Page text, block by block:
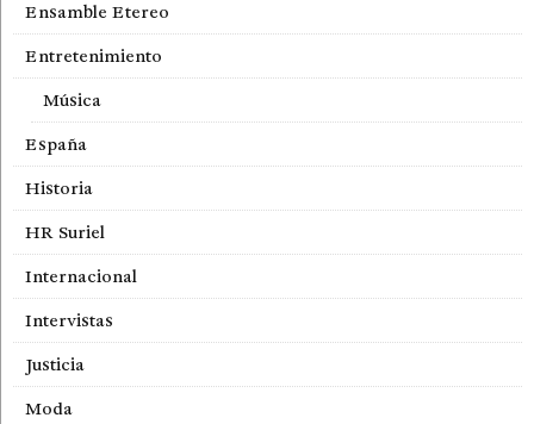
Ensamble Etereo
Entretenimiento
Música
España
Historia
HR Suriel
Internacional
Intervistas
Justicia
Moda